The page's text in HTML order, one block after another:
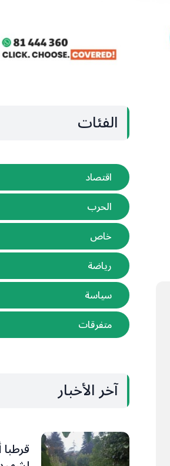
الفئات
اقتصاد
الحرب
خاص
رياضة
سياسة
متفرقات
آخر الأخبار